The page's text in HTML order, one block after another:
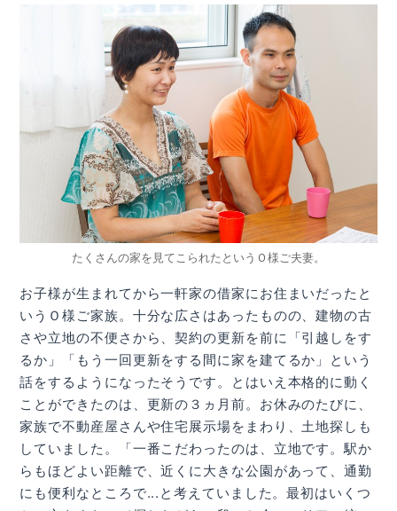
たくさんの家を見てこられたというＯ様ご夫妻。
お子様が生まれてから一軒家の借家にお住まいだったと
いうＯ様ご家族。十分な広さはあったものの、建物の古
さや立地の不便さから、契約の更新を前に「引越しをす
るか」「もう一回更新をする間に家を建てるか」という
話をするようになったそうです。とはいえ本格的に動く
ことができたのは、更新の３ヵ月前。お休みのたびに、
家族で不動産屋さんや住宅展示場をまわり、土地探しも
していました。「一番こだわったのは、立地です。駅か
らもほどよい距離で、近くに大きな公園があって、通勤
にも便利なところで...と考えていました。最初はいくつ